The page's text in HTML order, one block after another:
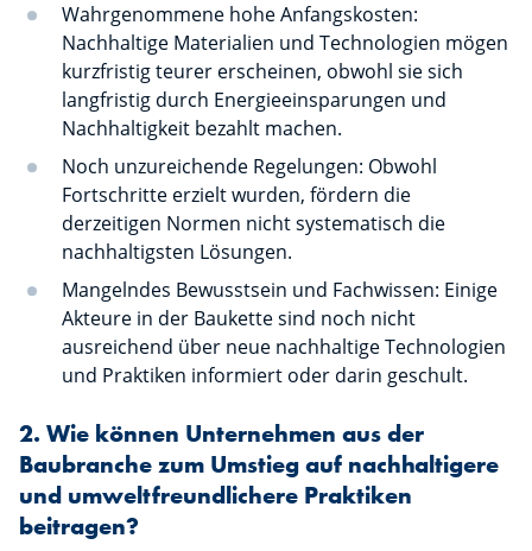
Wahrgenommene hohe Anfangskosten:
Nachhaltige Materialien und Technologien mögen
kurzfristig teurer erscheinen, obwohl sie sich
langfristig durch Energieeinsparungen und
Nachhaltigkeit bezahlt machen.
Noch unzureichende Regelungen: Obwohl
Fortschritte erzielt wurden, fördern die
derzeitigen Normen nicht systematisch die
nachhaltigsten Lösungen.
Mangelndes Bewusstsein und Fachwissen: Einige
Akteure in der Baukette sind noch nicht
ausreichend über neue nachhaltige Technologien
und Praktiken informiert oder darin geschult.
2. Wie können Unternehmen aus der
Baubranche zum Umstieg auf nachhaltigere
und umweltfreundlichere Praktiken
beitragen?